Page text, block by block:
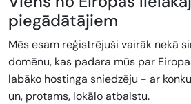
piegādātājiem
Mēs esam reģistrējuši vairāk nekā
domēnu, kas padara mūs par
labāko hostinga sniedzēju - ar
un, protams, lokālo atbalstu.